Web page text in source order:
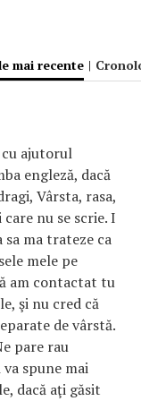
mai recente |
ajutorul
engleză, dacă
Vârsta, rasa,
nu se scrie. I
sa ma trateze ca
mele pe
am contactat tu
şi nu cred că
de vârstă.
pare rau
spune mai
dacă aţi găsit